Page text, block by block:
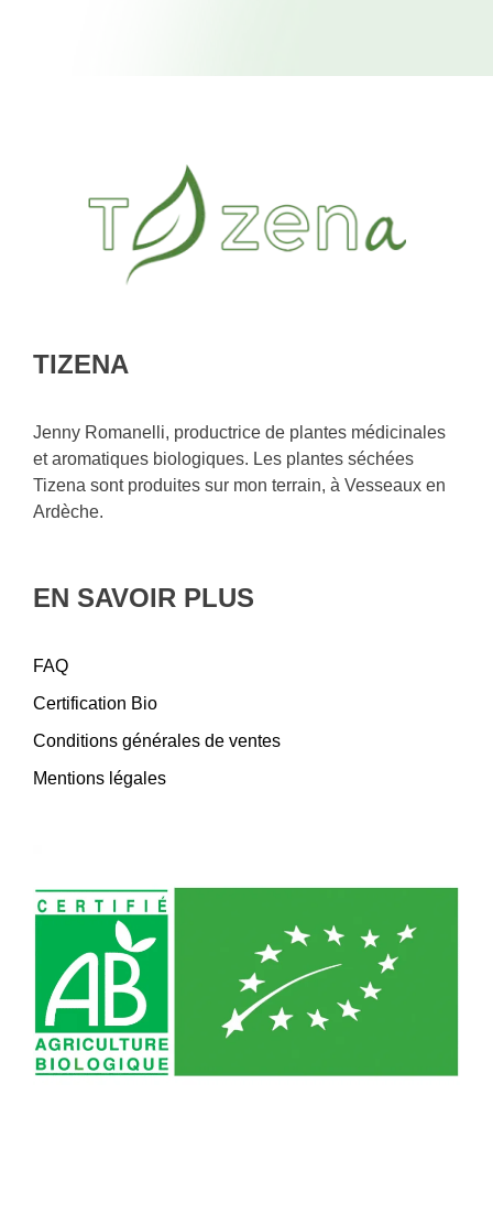
TIZENA
Jenny Romanelli, productrice de plantes médicinales
et aromatiques biologiques. Les plantes séchées
Tizena sont produites sur mon terrain, à Vesseaux en
Ardèche.
EN SAVOIR PLUS
FAQ
Certification Bio
Conditions générales de ventes
Mentions légales